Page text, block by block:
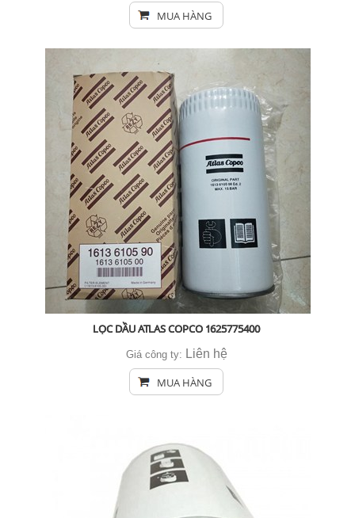
MUA HÀNG
LỌC DẦU ATLAS COPCO 1625775400
Giá công ty: Liên hệ
MUA HÀNG